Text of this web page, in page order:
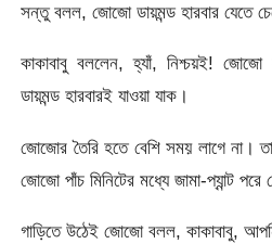
সন্তু বলল, জোজো ডায়মন্ড হারবার যেতে
কাকাবাবু বললেন, হ্যাঁ, নিশ্চয়ই!
ডায়মন্ড হারবারই যাওয়া যাক।
জোজোর তৈরি হতে বেশি সময় লাগে না।
জোজো পাঁচ মিনিটের মধ্যে জামা-প্যান্ট পরে
গাড়িতে উঠেই জোজো বলল, কাকাবাবু,